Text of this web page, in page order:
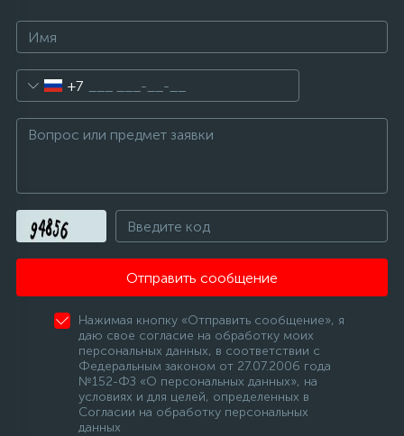
+7
Отправить сообщение
Нажимая кнопку «Отправить сообщение», я
даю свое согласие на обработку моих
персональных данных, в соответствии с
Федеральным законом от 27.07.2006 года
№152-ФЗ «О персональных данных», на
условиях и для целей, определенных в
Согласии на обработку персональных
данных